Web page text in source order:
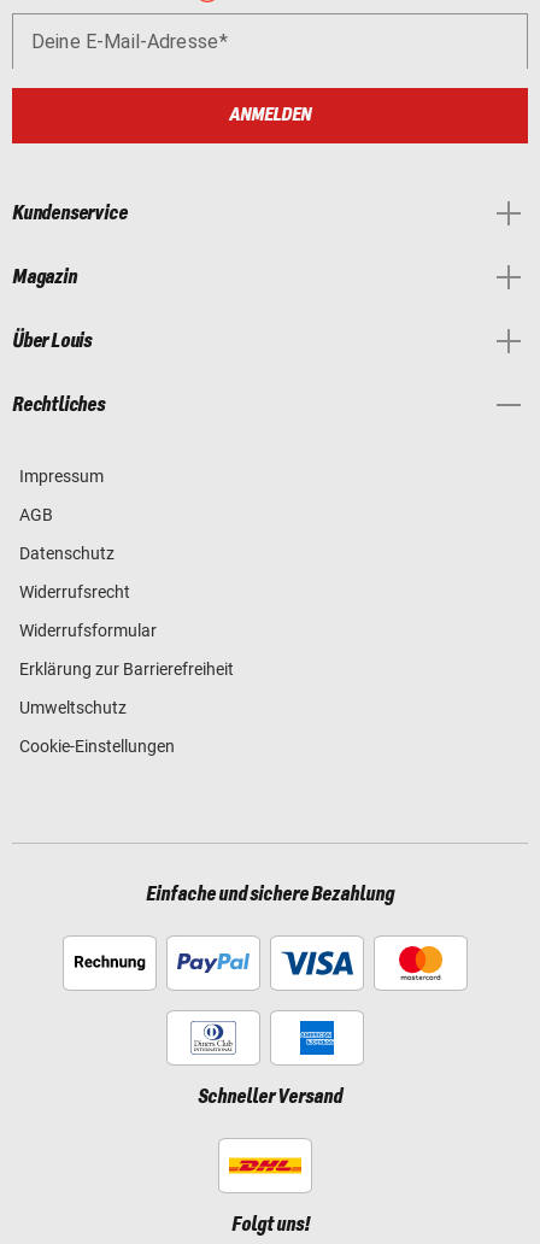
Deine E-Mail-Adresse
ANMELDEN
Kundenservice
Magazin
Über Louis
Rechtliches
Impressum
AGB
Datenschutz
Widerrufsrecht
Widerrufsformular
Erklärung zur Barrierefreiheit
Umweltschutz
Cookie-Einstellungen
Einfache und sichere Bezahlung
Schneller Versand
Folgt uns!